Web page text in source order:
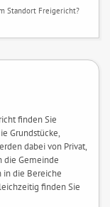
Standort Freigericht?
finden Sie
Grundstücke,
dabei von Privat,
Gemeinde
in die Bereiche
finden Sie